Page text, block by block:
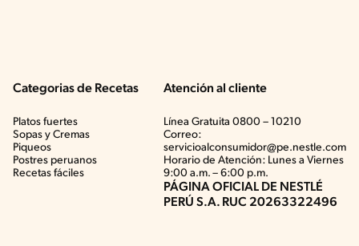
Categorias de Recetas
Platos fuertes
Sopas y Cremas
Piqueos
Postres peruanos
Recetas fáciles
Atención al cliente
Línea Gratuita 0800 – 10210
Correo:
servicioalconsumidor@pe.nestle.com
Horario de Atención: Lunes a Viernes
9:00 a.m. – 6:00 p.m.
PÁGINA OFICIAL DE NESTLÉ
PERÚ S.A. RUC 20263322496